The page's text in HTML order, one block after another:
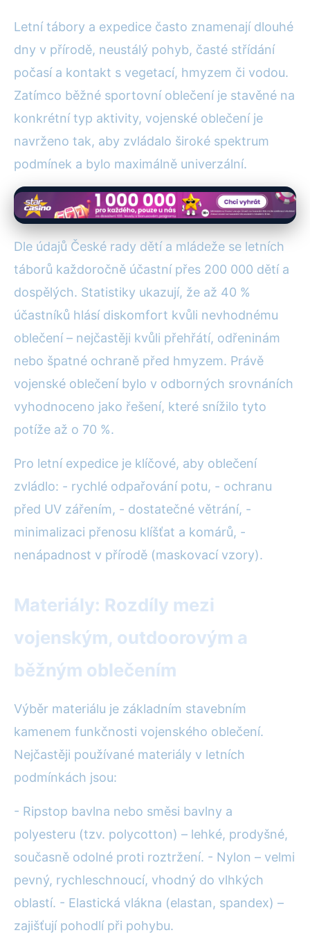
Letní tábory a expedice často znamenají dlouhé
dny v přírodě, neustálý pohyb, časté střídání
počasí a kontakt s vegetací, hmyzem či vodou.
Zatímco běžné sportovní oblečení je stavěné na
konkrétní typ aktivity, vojenské oblečení je
navrženo tak, aby zvládalo široké spektrum
podmínek a bylo maximálně univerzální.
Dle údajů České rady dětí a mládeže se letních
táborů každoročně účastní přes 200 000 dětí a
dospělých. Statistiky ukazují, že až 40 %
účastníků hlásí diskomfort kvůli nevhodnému
oblečení – nejčastěji kvůli přehřátí, odřeninám
nebo špatné ochraně před hmyzem. Právě
vojenské oblečení bylo v odborných srovnáních
vyhodnoceno jako řešení, které snížilo tyto
potíže až o 70 %.
Pro letní expedice je klíčové, aby oblečení
zvládlo: - rychlé odpařování potu, - ochranu
před UV zářením, - dostatečné větrání, -
minimalizaci přenosu klíšťat a komárů, -
nenápadnost v přírodě (maskovací vzory).
Materiály: Rozdíly mezi
vojenským, outdoorovým a
běžným oblečením
Výběr materiálu je základním stavebním
kamenem funkčnosti vojenského oblečení.
Nejčastěji používané materiály v letních
podmínkách jsou:
- Ripstop bavlna nebo směsi bavlny a
polyesteru (tzv. polycotton) – lehké, prodyšné,
současně odolné proti roztržení. - Nylon – velmi
pevný, rychleschnoucí, vhodný do vlhkých
oblastí. - Elastická vlákna (elastan, spandex) –
zajišťují pohodlí při pohybu.